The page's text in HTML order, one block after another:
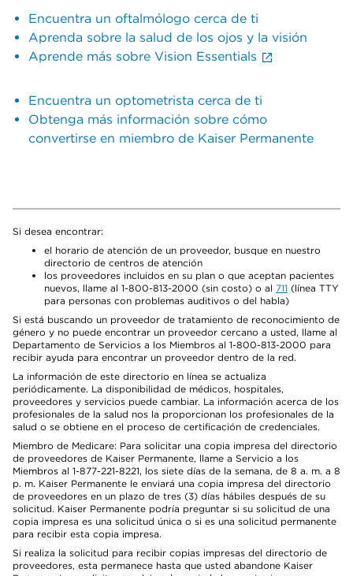
Encuentra un oftalmólogo cerca de ti
Aprenda sobre la salud de los ojos y la visión
Aprende más sobre Vision Essentials
Encuentra un optometrista cerca de ti
Obtenga más información sobre cómo
convertirse en miembro de Kaiser Permanente
Si desea encontrar:
el horario de atención de un proveedor, busque en nuestro
directorio de centros de atención
los proveedores incluidos en su plan o que aceptan pacientes
nuevos, llame al 1-800-813-2000 (sin costo) o al 711 (línea TTY
para personas con problemas auditivos o del habla)
Si está buscando un proveedor de tratamiento de reconocimiento de
género y no puede encontrar un proveedor cercano a usted, llame al
Departamento de Servicios a los Miembros al 1-800-813-2000 para
recibir ayuda para encontrar un proveedor dentro de la red.
La información de este directorio en línea se actualiza
periódicamente. La disponibilidad de médicos, hospitales,
proveedores y servicios puede cambiar. La información acerca de los
profesionales de la salud nos la proporcionan los profesionales de la
salud o se obtiene en el proceso de certificación de credenciales.
Miembro de Medicare: Para solicitar una copia impresa del directorio
de proveedores de Kaiser Permanente, llame a Servicio a los
Miembros al 1-877-221-8221, los siete días de la semana, de 8 a. m. a 8
p. m. Kaiser Permanente le enviará una copia impresa del directorio
de proveedores en un plazo de tres (3) días hábiles después de su
solicitud. Kaiser Permanente podría preguntar si su solicitud de una
copia impresa es una solicitud única o si es una solicitud permanente
para recibir esta copia impresa.
Si realiza la solicitud para recibir copias impresas del directorio de
proveedores, esta permanece hasta que usted abandone Kaiser